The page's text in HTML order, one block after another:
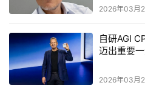
2次以上的筛选，从项目可行
另外，Gate.io也为新币投资
Startup首发规则中，项目如果
照65%的发行价对用户进行币
2026年03月
自研AGI
迈出重要
2026年03月